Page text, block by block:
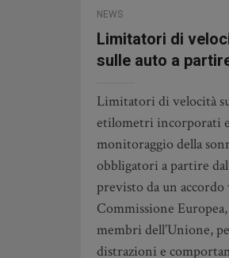
NEWS
Limitatori di
sulle auto a
Limitatori di velocità
etilometri incorporati
monitoraggio della
obbligatori a partire
previsto da un accordo
Commissione
membri dell’Unione,
distrazioni e